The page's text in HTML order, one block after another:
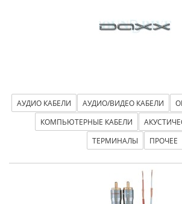
АУДИО КАБЕЛИ АУДИО/ВИДЕО КАБЕЛИ
КОМПЬЮТЕРНЫЕ КАБЕЛИ
ТЕРМИНАЛЫ
ПРОЧЕЕ